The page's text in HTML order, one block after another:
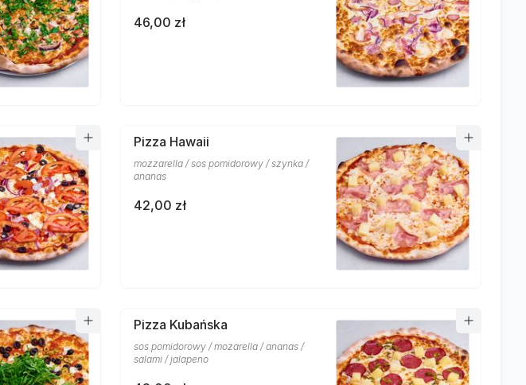
46,00 zł
Pizza Hawaii
mozzarella / sos pomidorowy / szynka /
ananas
42,00 zł
Pizza Kubańska
sos pomidorowy / mozarella / ananas /
salami / jalapeno